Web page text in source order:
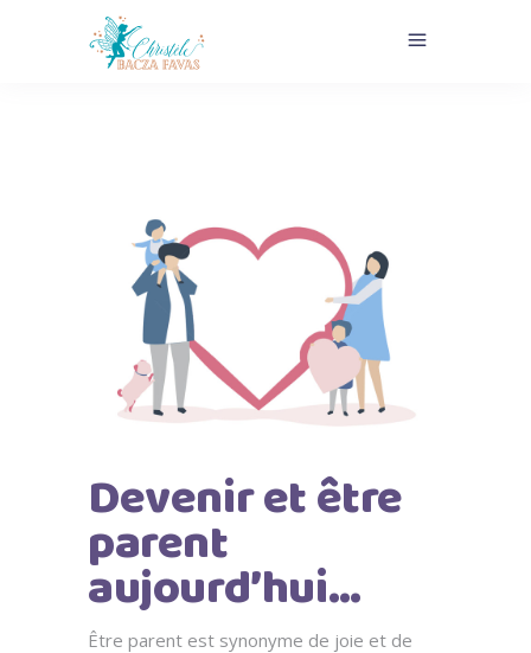
Devenir et être
parent
aujourd’hui…
Être parent est synonyme de joie et de